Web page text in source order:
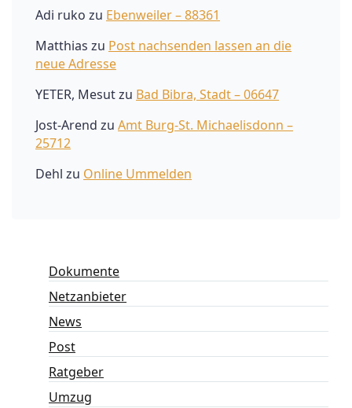
Adi ruko zu Ebenweiler – 88361
Matthias zu Post nachsenden lassen an die
neue Adresse
YETER, Mesutzu Bad Bibra, Stadt – 06647
Jost-Arend zu Amt Burg-St. Michaelisdonn –
25712
Dehl zu Online Ummelden
Dokumente
Netzanbieter
News
Post
Ratgeber
Umzug